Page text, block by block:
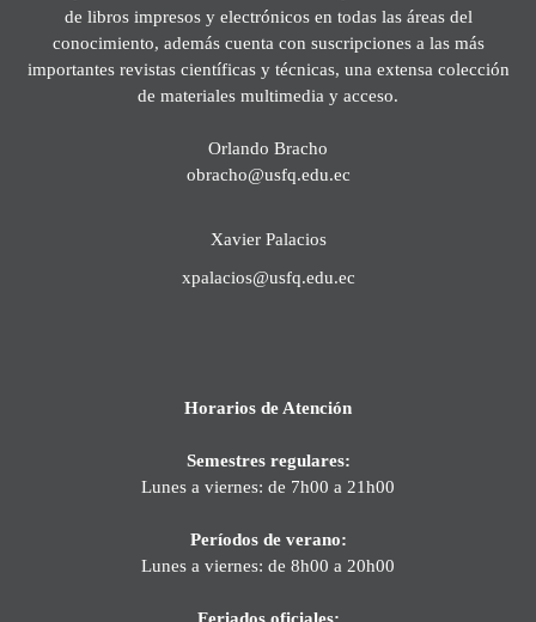
de libros impresos y electrónicos en todas las áreas del
conocimiento, además cuenta con suscripciones a las más
importantes revistas científicas y técnicas, una extensa colección
de materiales multimedia y acceso.
Orlando Bracho
obracho@usfq.edu.ec
Xavier Palacios
xpalacios@usfq.edu.ec
Horarios de Atención
Semestres regulares:
Lunes a viernes: de 7h00 a 21h00
Períodos de verano:
Lunes a viernes: de 8h00 a 20h00
Feriados oficiales: